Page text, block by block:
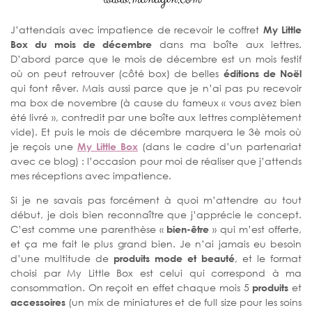
J’attendais avec impatience de recevoir le coffret My Little
Box du mois de décembre dans ma boîte aux lettres.
D’abord parce que le mois de décembre est un mois festif
où on peut retrouver (côté box) de belles éditions de Noël
qui font rêver. Mais aussi parce que je n’ai pas pu recevoir
ma box de novembre (à cause du fameux « vous avez bien
été livré », contredit par une boîte aux lettres complètement
vide). Et puis le mois de décembre marquera le 3è mois où
je reçois une My Little Box (dans le cadre d’un partenariat
avec ce blog) : l’occasion pour moi de réaliser que j’attends
mes réceptions avec impatience.
Si je ne savais pas forcément à quoi m’attendre au tout
début, je dois bien reconnaître que j’apprécie le concept.
C’est comme une parenthèse « bien-être » qui m’est offerte,
et ça me fait le plus grand bien. Je n’ai jamais eu besoin
d’une multitude de produits mode et beauté, et le format
choisi par My Little Box est celui qui correspond à ma
consommation. On reçoit en effet chaque mois 5 produits et
accessoires (un mix de miniatures et de full size pour les soins